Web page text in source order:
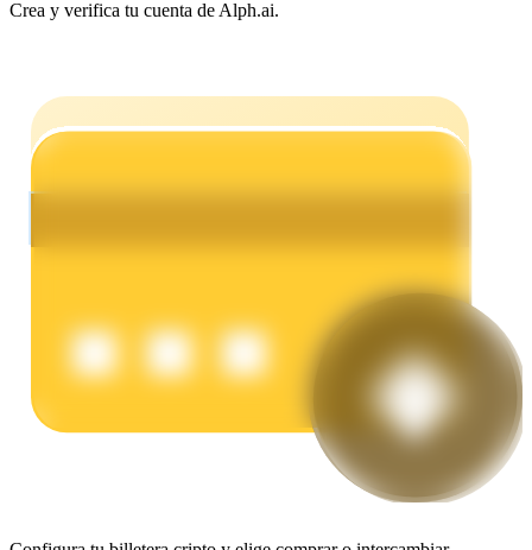
Power Piggy
Gana recompensas competitivas diariamente
Crea y verifica tu cuenta de Alph.ai.